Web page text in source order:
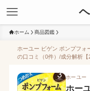
ホーム 商品図鑑
ホーユー ビゲン ポンプフォ
の口コミ（0件）/成分解析【
ホーユー
ホー